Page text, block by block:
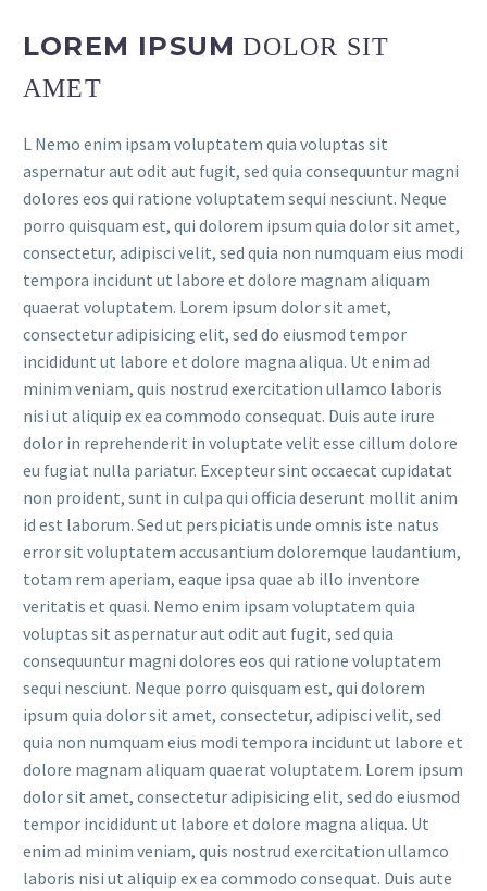
LOREM IPSUM DOLOR SIT
AMET
L Nemo enim ipsam voluptatem quia voluptas sit
aspernatur aut odit aut fugit, sed quia consequuntur magni
dolores eos qui ratione voluptatem sequi nesciunt. Neque
porro quisquam est, qui dolorem ipsum quia dolor sit amet,
consectetur, adipisci velit, sed quia non numquam eius modi
tempora incidunt ut labore et dolore magnam aliquam
quaerat voluptatem. Lorem ipsum dolor sit amet,
consectetur adipisicing elit, sed do eiusmod tempor
incididunt ut labore et dolore magna aliqua. Ut enim ad
minim veniam, quis nostrud exercitation ullamco laboris
nisi ut aliquip ex ea commodo consequat. Duis aute irure
dolor in reprehenderit in voluptate velit esse cillum dolore
eu fugiat nulla pariatur. Excepteur sint occaecat cupidatat
non proident, sunt in culpa qui officia deserunt mollit anim
id est laborum. Sed ut perspiciatis unde omnis iste natus
error sit voluptatem accusantium doloremque laudantium,
totam rem aperiam, eaque ipsa quae ab illo inventore
veritatis et quasi. Nemo enim ipsam voluptatem quia
voluptas sit aspernatur aut odit aut fugit, sed quia
consequuntur magni dolores eos qui ratione voluptatem
sequi nesciunt. Neque porro quisquam est, qui dolorem
ipsum quia dolor sit amet, consectetur, adipisci velit, sed
quia non numquam eius modi tempora incidunt ut labore et
dolore magnam aliquam quaerat voluptatem. Lorem ipsum
dolor sit amet, consectetur adipisicing elit, sed do eiusmod
tempor incididunt ut labore et dolore magna aliqua. Ut
enim ad minim veniam, quis nostrud exercitation ullamco
laboris nisi ut aliquip ex ea commodo consequat. Duis aute